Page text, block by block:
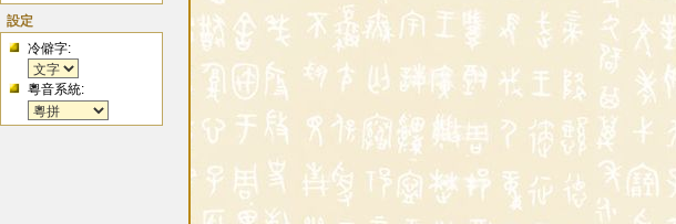
設定
冷僻字:
粵音系統: